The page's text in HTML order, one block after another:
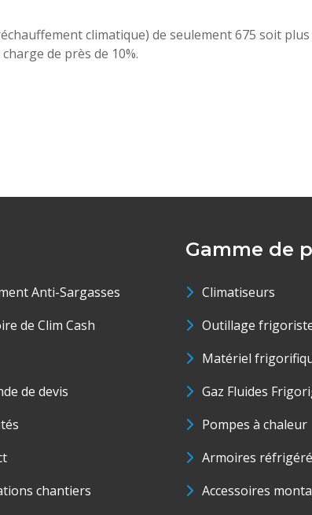
climatique) de seulement 675 soit
de près de 10%.
Anti-Sargasses
de Clim Cash
de devis
chantiers
Gamme de
Climatiseurs
Outillage
Matériel
Gaz Fluides
Pompes à chaleur
Armoires
Accessoires